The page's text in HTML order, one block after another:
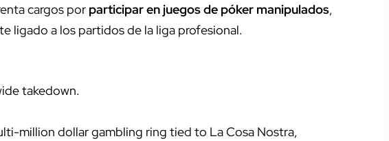
cargos por participar en juegos de póker manipulados,
ligado a los partidos de la liga profesional.
takedown.
million dollar gambling ring tied to La Cosa Nostra,